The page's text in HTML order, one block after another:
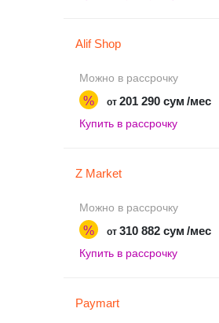
Alif Shop
Можно в рассрочку
% от 201 290 сум /мес
Купить в рассрочку
Z Market
Можно в рассрочку
% от 310 882 сум /мес
Купить в рассрочку
Paymart